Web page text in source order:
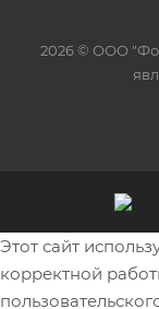
2026 © ООО
Этот сайт
корректной